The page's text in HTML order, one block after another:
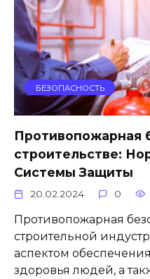
БЕЗОПАСНОСТЬ
Противопожарная
строительстве:
Системы Защиты
20.02.2024 0
Противопожарная
строительной
аспектом
здоровья людей, а